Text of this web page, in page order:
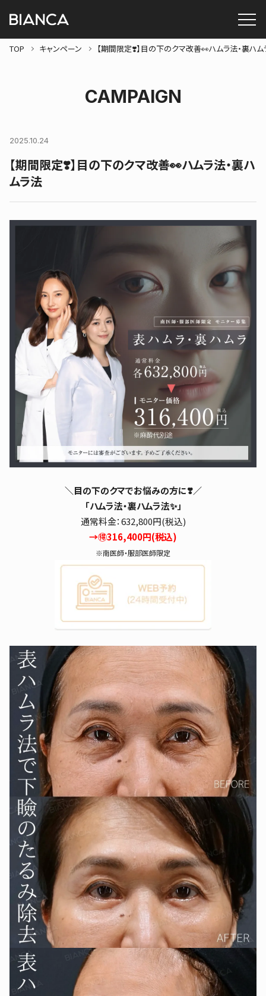
TOP キャンペーン 【期間限定❣️】目の下のクマ改善👀ハムラ法・裏ハム
CAMPAIGN
2025.10.24
【期間限定❣️】目の下のクマ改善👀ハムラ法・裏ハ
ムラ法
＼目の下のクマでお悩みの方に❣️／
「ハムラ法・裏ハムラ法✨」
通常料金：632,800円(税込)
→🉐316,400円(税込)
※南医師・服部医師限定